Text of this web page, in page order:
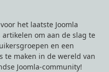
het laatste Joomla
om aan de slag te
en een
te maken in de wereld van
Joomla-community!